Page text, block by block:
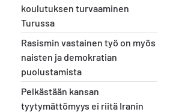
koulutuksen turvaaminen
Turussa
Rasismin vastainen työ on myös
naisten ja demokratian
puolustamista
Pelkästään kansan
tyytymättömyys ei riitä Iranin